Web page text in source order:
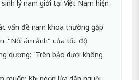
lý nam giới tại Việt Nam hiện
vấn đề nam khoa thường gặp
"Nỗi ám ảnh" của tốc độ
dương: "Trên bảo dưới không